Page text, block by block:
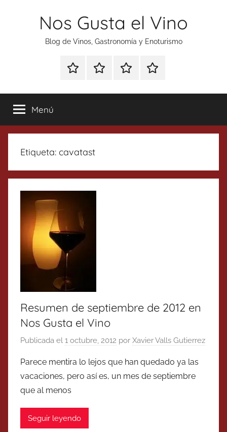
Nos Gusta el Vino
Blog de Vinos, Gastronomía y Enoturismo
Especial
Tonics
Enoturismo
Gastronomía
RankingContacto
Menú
Etiqueta: cavatast
Resumen de septiembre de 2012 en
Nos Gusta el Vino
Publicada el 1 octubre, 2012 por Xavier Valls Gutierrez
Parece mentira lo lejos que han quedado ya las
vacaciones, pero así es, un mes de septiembre
que al menos
Seguir leyendo